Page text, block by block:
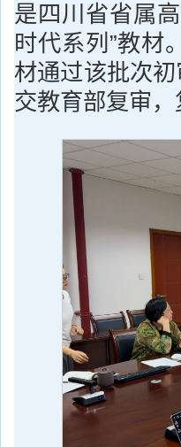
是四川省省属
时代系列”教材
材通过该批次
交教育部复审